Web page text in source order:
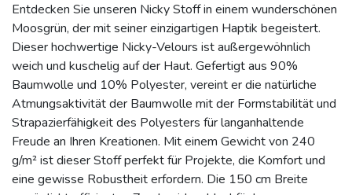
Entdecken Sie unseren Nicky Stoff in einem wunderschönen
Moosgrün, der mit seiner einzigartigen Haptik begeistert.
Dieser hochwertige Nicky-Velours ist außergewöhnlich
weich und kuschelig auf der Haut. Gefertigt aus 90%
Baumwolle und 10% Polyester, vereint er die natürliche
Atmungsaktivität der Baumwolle mit der Formstabilität und
Strapazierfähigkeit des Polyesters für langanhaltende
Freude an Ihren Kreationen. Mit einem Gewicht von 240
g/m² ist dieser Stoff perfekt für Projekte, die Komfort und
eine gewisse Robustheit erfordern. Die 150 cm Breite